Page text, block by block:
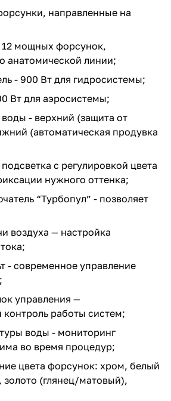
направленные на
мощных форсунок,
анатомической линии;
- 900 Вт для гидросистемы;
Вт для аэросистемы;
- верхний (защита от
(автоматическая продувка
с регулировкой цвета
нужного оттенка;
“Турбопул” - позволяет
воздуха — настройка
- современное управление
управления —
контроль работы систем;
воды - мониторинг
во время процедур;
цвета форсунок: хром, белый
(глянец/матовый),